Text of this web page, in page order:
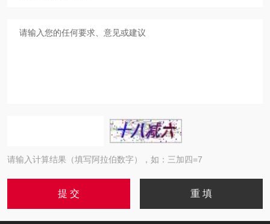
请输入计算结果（填写阿拉伯数字），如：三加四=7